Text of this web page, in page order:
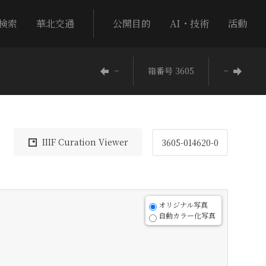
索 華北交通 公開目的 AI・技術 活動
− 箱番号 3605 −
IIIF Curation Viewer 3605-014620-0
オリジナル写真
自動カラー化写真